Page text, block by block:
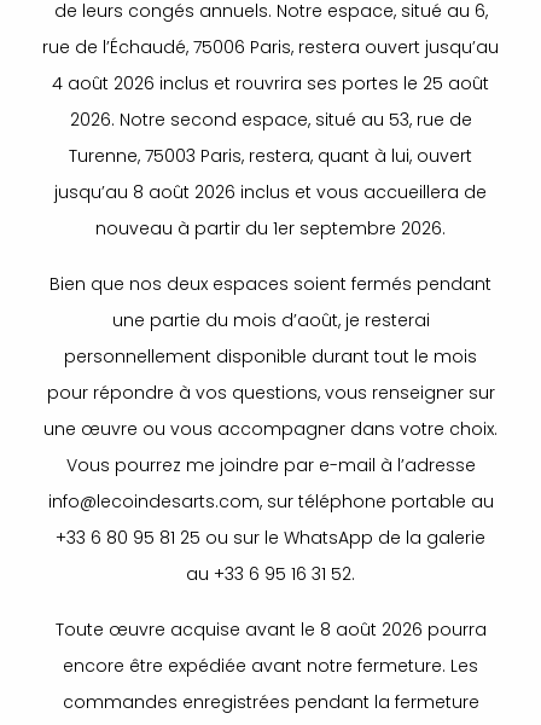
de leurs congés annuels. Notre espace, situé au 6,
rue de l’Échaudé, 75006 Paris, restera ouvert jusqu’au
4 août 2026 inclus et rouvrira ses portes le 25 août
2026. Notre second espace, situé au 53, rue de
Turenne, 75003 Paris, restera, quant à lui, ouvert
jusqu’au 8 août 2026 inclus et vous accueillera de
nouveau à partir du 1er septembre 2026.
Bien que nos deux espaces soient fermés pendant
une partie du mois d’août, je resterai
personnellement disponible durant tout le mois
pour répondre à vos questions, vous renseigner sur
une œuvre ou vous accompagner dans votre choix.
Vous pourrez me joindre par e-mail à l’adresse
info@lecoindesarts.com, sur téléphone portable au
+33 6 80 95 81 25 ou sur le WhatsApp de la galerie
au +33 6 95 16 31 52.
Toute œuvre acquise avant le 8 août 2026 pourra
encore être expédiée avant notre fermeture. Les
commandes enregistrées pendant la fermeture